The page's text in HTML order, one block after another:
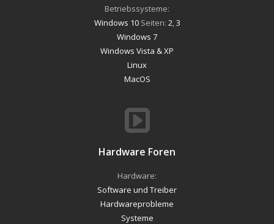
Betriebssysteme:
Windows 10Seiten: 2 3
Windows 7
Windows Vista & XP
Linux
MacOS
Hardware Foren
Hardware:
Software und Treiber
Hardwareprobleme
Systeme